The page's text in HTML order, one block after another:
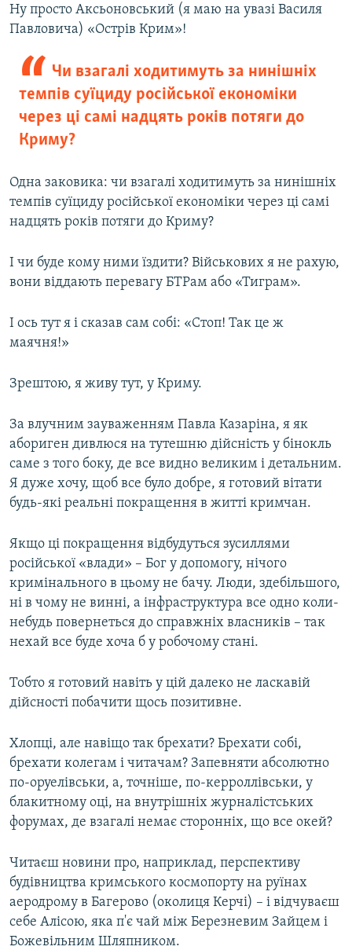
Ну просто Аксьоновський (я маю на увазі Василя
Павловича) «Острів Крим»!
Чи взагалі ходитимуть за нинішніх
темпів суїциду російської економіки
через ці самі надцять років потяги до
Криму?
Одна заковика: чи взагалі ходитимуть за нинішніх
темпів суїциду російської економіки через ці самі
надцять років потяги до Криму?
І чи буде кому ними їздити? Військових я не рахую,
вони віддають перевагу БТРам або «Тиграм».
І ось тут я і сказав сам собі: «Стоп! Так це ж
маячня!»
Зрештою, я живу тут, у Криму.
За влучним зауваженням Павла Казаріна, я як
абориген дивлюся на тутешню дійсність у бінокль
саме з того боку, де все видно великим і детальним.
Я дуже хочу, щоб все було добре, я готовий вітати
будь-які реальні покращення в житті кримчан.
Якщо ці покращення відбудуться зусиллями
російської «влади» – Бог у допомогу, нічого
кримінального в цьому не бачу. Люди, здебільшого,
ні в чому не винні, а інфраструктура все одно коли-
небудь повернеться до справжніх власників – так
нехай все буде хоча б у робочому стані.
Тобто я готовий навіть у цій далеко не ласкавій
дійсності побачити щось позитивне.
Хлопці, але навіщо так брехати? Брехати собі,
брехати колегам і читачам? Запевняти абсолютно
по-оруелівськи, а, точніше, по-керроллівськи, у
блакитному оці, на внутрішніх журналістських
форумах, де взагалі немає сторонніх, що все окей?
Читаєш новини про, наприклад, перспективу
будівництва кримського космопорту на руїнах
аеродрому в Багерово (околиця Керчі) – і відчуваєш
себе Алісою, яка п'є чай між Березневим Зайцем і
Божевільним Шляпником.